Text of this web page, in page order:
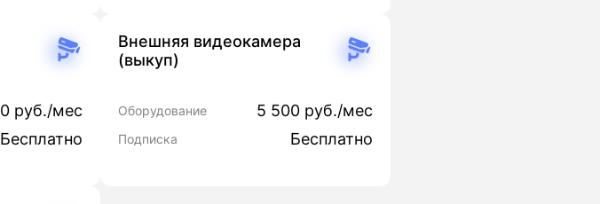
руб./мес
Бесплатно
Внешняя видеокамера
(выкуп)
Оборудование 5 500 руб./мес
Подписка Бесплатно